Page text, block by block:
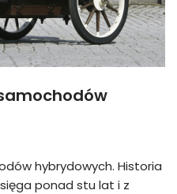
hybrydowych. Historia
ponad stu lat i z